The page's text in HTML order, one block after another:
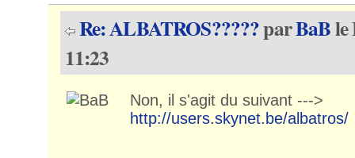
Re: ALBATROS?????parBaBle
11:23
Non, il s'agit du suivant --->
http://users.skynet.be/albatros/